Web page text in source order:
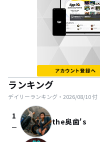
ランキング
デイリーランキング・ 2026/08/10付
1
check_indeterminate_small the奥歯's